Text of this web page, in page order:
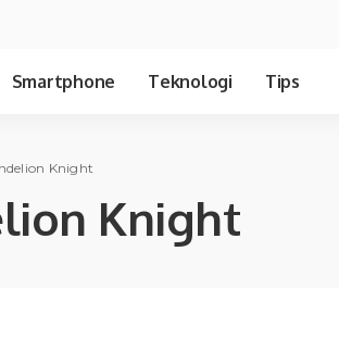
Smartphone Teknologi Tips
Knight
Knight